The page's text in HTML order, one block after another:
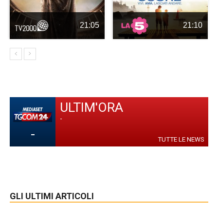
21:05 21:10
-
ULTIM'ORA
-
TUTTE LE NEWS
GLI ULTIMI ARTICOLI